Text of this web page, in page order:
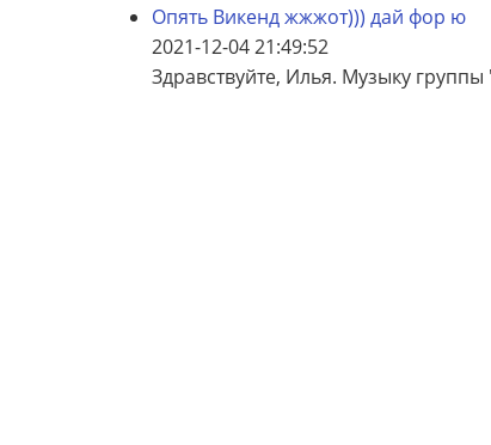
Опять Викенд жжжот))) дай фор ю
2021-12-04 21:49:52
Здравствуйте, Илья. Музыку